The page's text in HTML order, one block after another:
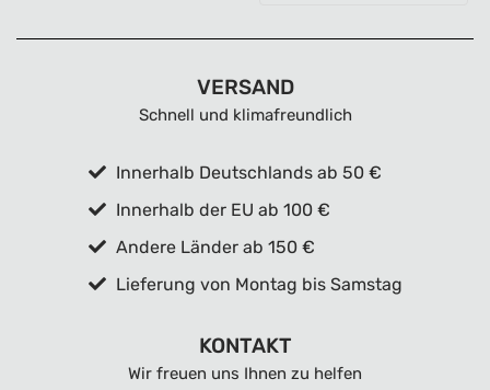
VERSAND
Schnell und klimafreundlich
Innerhalb Deutschlands ab 50 €
Innerhalb der EU ab 100 €
Andere Länder ab 150 €
Lieferung von Montag bis Samstag
KONTAKT
Wir freuen uns Ihnen zu helfen